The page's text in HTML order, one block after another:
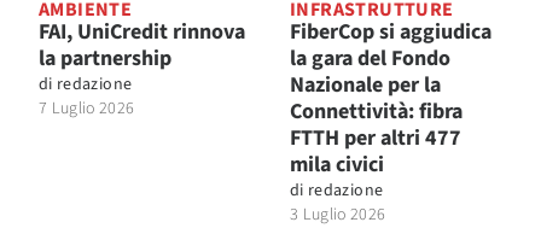
AMBIENTE
FAI, UniCredit rinnova
la partnership
di redazione
7 Luglio 2026
INFRASTRUTTURE
FiberCop si aggiudica
la gara del Fondo
Nazionale per la
Connettività: fibra
FTTH per altri 477
mila civici
di redazione
3 Luglio 2026